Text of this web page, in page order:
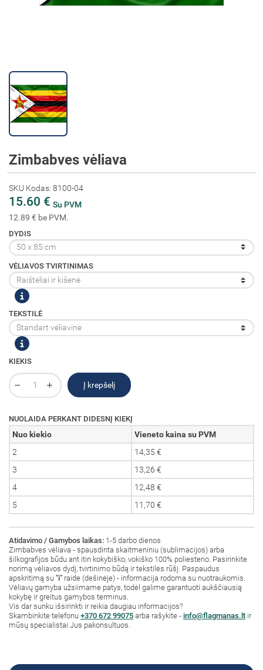
Zimbabves vėliava
SKU Kodas: 8100-04
15.60 € Su PVM
12.89 € be PVM.
DYDIS
VĖLIAVOS TVIRTINIMAS
TEKSTILĖ
KIEKIS
Į krepšelį
NUOLAIDA PERKANT DIDESNĮ KIEKĮ
Nuo kiekio
Vieneto kaina su PVM
2
14,35 €
3
13,26 €
4
12,48 €
5
11,70 €
Atidavimo / Gamybos laikas: 1-5 darbo dienos
Zimbabves vėliava - spausdinta skaitmeniniu (sublimacijos) arba
šilkografijos būdu ant itin kokybiško, vokiško 100% poliesterio. Pasirinkite
norimą vėliavos dydį, tvirtinimo būdą ir tekstilės rūšį. Paspaudus
apskritimą su "i" raide (dešinėje) - informacija rodoma su nuotraukomis.
Vėliavų gamyba užsiimame patys, todėl galime garantuoti aukščiausią
kokybę ir greitus gamybos terminus.
Vis dar sunku išsirinkti ir reikia daugiau informacijos?
Skambinkite telefonu +370 672 99075 arba rašykite - info@flagmanas.lt ir
mūsų specialistai Jus pakonsultuos.